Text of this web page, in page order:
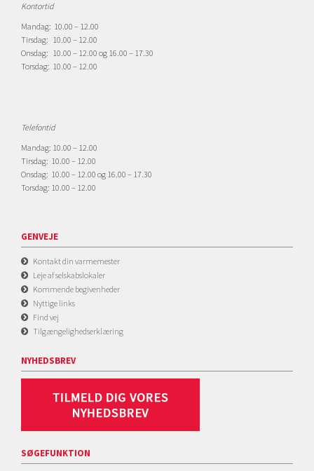
Kontortid
Mandag: 10.00 – 12.00
Tirsdag: 10.00 – 12.00
Onsdag: 10.00 – 12.00 og 16.00 – 17.30
Torsdag: 10.00 – 12.00
Telefontid
Mandag: 10.00 – 12.00
Tirsdag: 10.00 – 12.00
Onsdag: 10.00 – 12.00 og 16.00 – 17.30
Torsdag: 10.00 – 12.00
GENVEJE
Kontakt din varmemester
Leje af selskabslokaler
Kommende begivenheder
Nyttige links
Find vej
Tilgængelighedserklæring
NYHEDSBREV
SØGEFUNKTION